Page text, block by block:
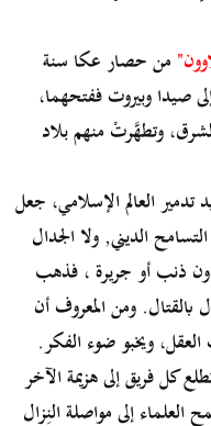
من حصار عكا سنة
إلى صيدا وبيروت ففتحهما،
وتطهَّرتْ منهم بلاد
العالم الإسلامي، جعل
الديني, ولا الجدال
ذنب أو جريرة ، فذهب
بالقتال. ومن المعروف أن
ويخبو ضوء الفكر.
كل فريق إلى هزيمة الآخر
العلماء إلى مواصلة النِزال